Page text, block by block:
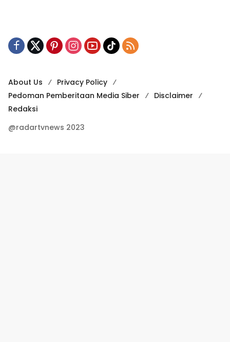
About Us
Privacy Policy
Pedoman Pemberitaan Media Siber
Disclaimer
Redaksi
@radartvnews 2023